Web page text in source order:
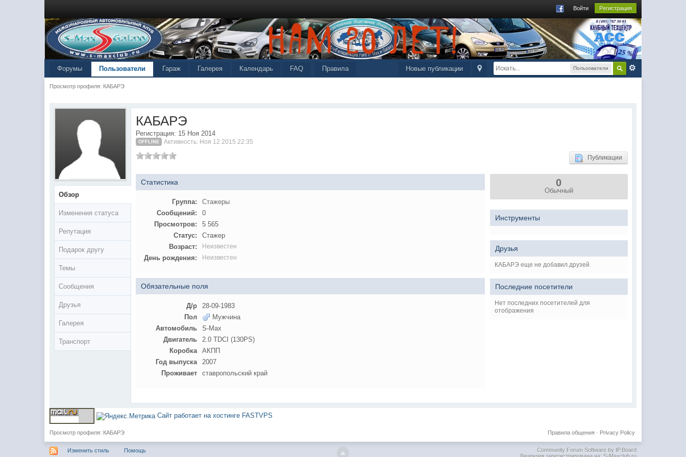
Войти Регистрация
Пользователи
Новые публикации
FAQ Правила
Форумы Пользователи Гараж Галерея Календарь
Просмотр профиля: КАБАРЭ
Обзор
Изменения статуса
Репутация
Подарок другу
Темы
Сообщения
Друзья
Галерея
Транспорт
КАБАРЭ
Регистрация: 15 Ноя 2014
OFFLINE Активность: Ноя 12 2015 22:35
Публикации
Статистика
Группа:
Стажеры
Сообщений:
0
Просмотров:
5 565
Статус:
Стажер
Возраст:
Неизвестен
День рождения: Неизвестен
Обязательные поля
Д/р
28-09-1983
Пол
Мужчина
Автомобиль
S-Max
Двигатель
2.0 TDCI (130PS)
Коробка
АКПП
Год выпуска
2007
Проживает
ставропольский край
0
Обычный
Инструменты
Друзья
КАБАРЭ еще не добавил друзей
Последние посетители
Нет последних посетителей для
отображения
Сайт работает на хостинге FASTVPS
Просмотр профиля: КАБАРЭ Privacy Policy
Правила общения·
Изменить стиль Помощь
Community Forum Software by IP.Board